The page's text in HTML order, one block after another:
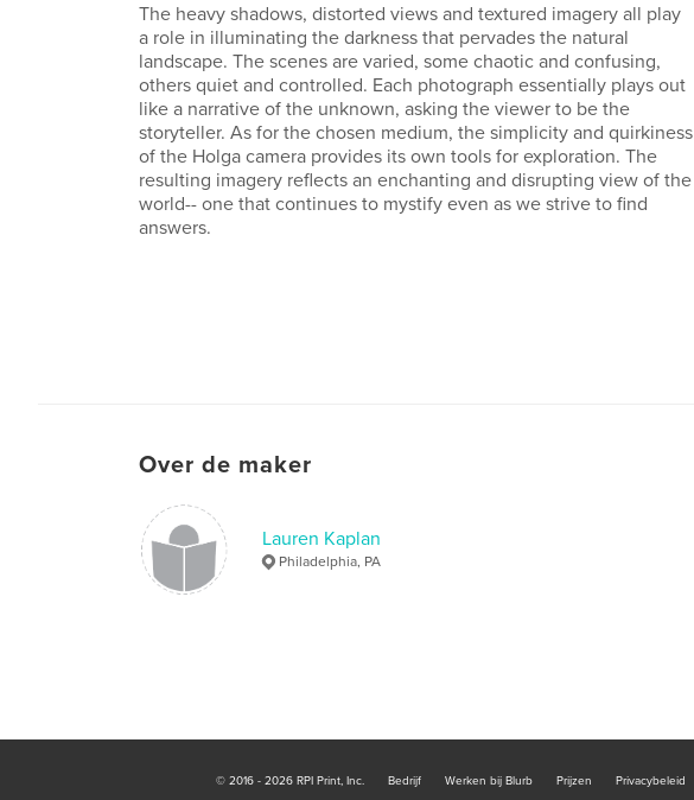
The heavy shadows, distorted views and textured imagery all play
a role in illuminating the darkness that pervades the natural
landscape. The scenes are varied, some chaotic and confusing,
others quiet and controlled. Each photograph essentially plays out
like a narrative of the unknown, asking the viewer to be the
storyteller. As for the chosen medium, the simplicity and quirkiness
of the Holga camera provides its own tools for exploration. The
resulting imagery reflects an enchanting and disrupting view of the
world-- one that continues to mystify even as we strive to find
answers.
Over de maker
Lauren Kaplan
Philadelphia, PA
© 2016 - 2026 RPI Print, Inc. Bedrijf Werken bij Blurb Prijzen Privacybeleid